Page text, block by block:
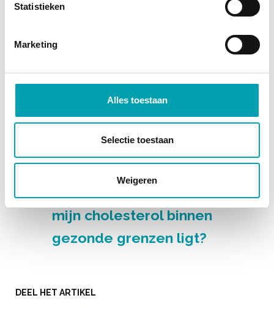
Statistieken
Marketing
Alles toestaan
Selectie toestaan
Weigeren
eet dan de aanbevolen
dagelijkse hoeveelheid
Benecol-producten?
Is het de moeite waard om
Benecol-producten met
mijn cholesterol binnen
gezonde grenzen ligt?
DEEL HET ARTIKEL